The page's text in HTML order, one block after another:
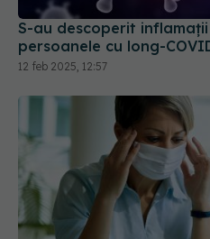
12 feb 2025, 12:57